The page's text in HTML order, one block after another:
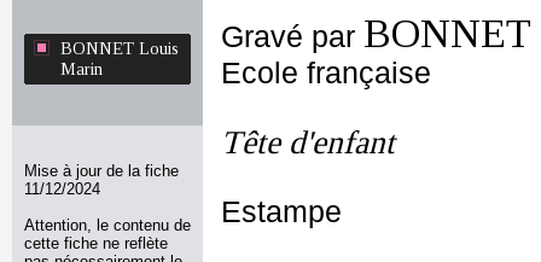
BONNET Louis
Marin
Mise à jour de la fiche
11/12/2024
Attention, le contenu de
cette fiche ne reflète
Gravé par
Ecole française
Tête d'enfant
Estampe